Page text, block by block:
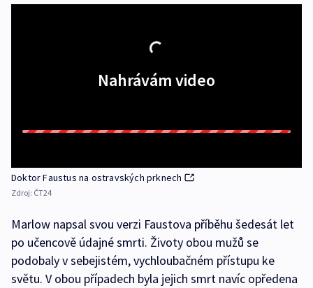
Nahrávám video
Doktor Faustus na ostravských prknech
Zdroj: ČT24
Marlow napsal svou verzi Faustova příběhu šedesát let
po učencově údajné smrti. Životy obou mužů se
podobaly v sebejistém, vychloubačném přístupu ke
světu. V obou případech byla jejich smrt navíc opředena